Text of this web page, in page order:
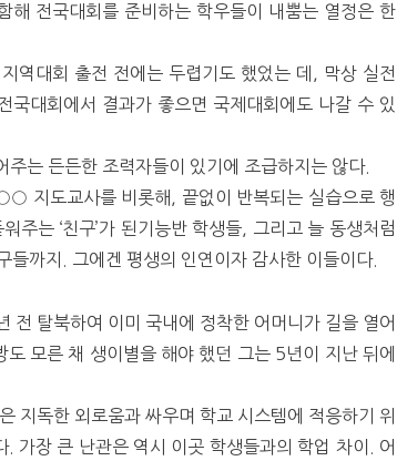
해 전국대회를 준비하는 학우들이 내뿜는 열정은 한
역대회 출전 전에는 두렵기도 했었는 데, 막상 실전
국대회에서 결과가 좋으면 국제대회에도 나갈 수 있
는 든든한 조력자들이 있기에 조급하지는 않다.
지도교사를 비롯해, 끝없이 반복되는 실습으로 행
주는 ‘친구’가 된기능반 학생들, 그리고 늘 동생처럼
까지. 그에겐 평생의 인연이자 감사한 이들이다.
탈북하여 이미 국내에 정착한 어머니가 길을 열어
모른 채 생이별을 해야 했던 그는 5년이 지난 뒤에
지독한 외로움과 싸우며 학교 시스템에 적응하기 위
가장 큰 난관은 역시 이곳 학생들과의 학업 차이. 어